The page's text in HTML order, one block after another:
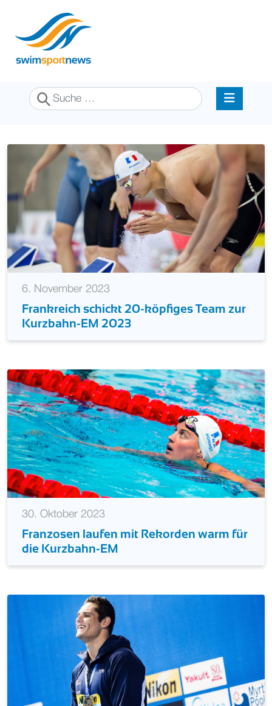
Suchen
6. November 2023
Frankreich schickt 20-köpfiges Team zur
Kurzbahn-EM 2023
30. Oktober 2023
Franzosen laufen mit Rekorden warm für
die Kurzbahn-EM